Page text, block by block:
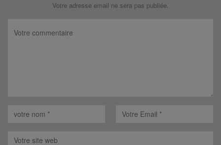
Votre adresse email ne sera pas publiée.